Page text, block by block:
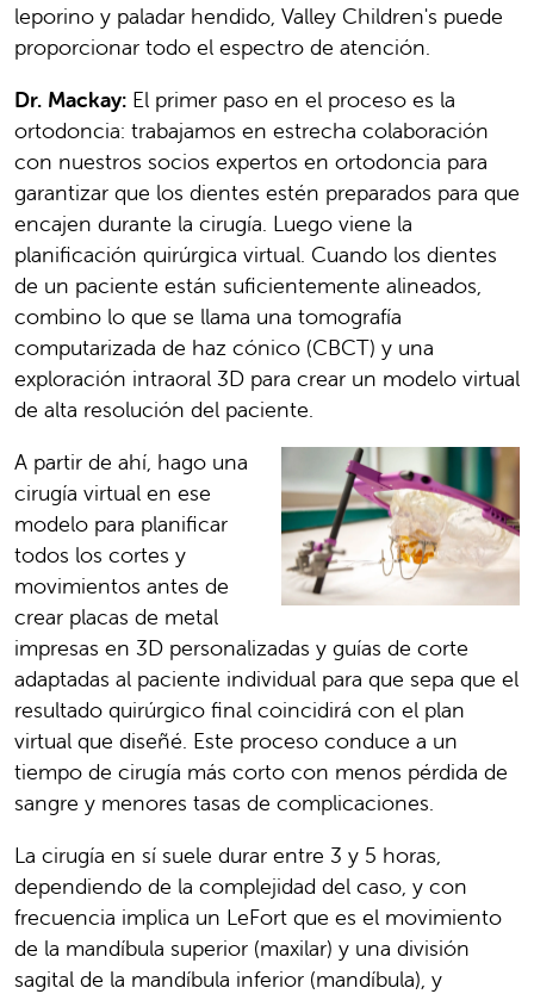
leporino y paladar hendido, Valley Children's puede
proporcionar todo el espectro de atención.
Dr. Mackay: El primer paso en el proceso es la
ortodoncia: trabajamos en estrecha colaboración
con nuestros socios expertos en ortodoncia para
garantizar que los dientes estén preparados para que
encajen durante la cirugía. Luego viene la
planificación quirúrgica virtual. Cuando los dientes
de un paciente están suficientemente alineados,
combino lo que se llama una tomografía
computarizada de haz cónico (CBCT) y una
exploración intraoral 3D para crear un modelo virtual
de alta resolución del paciente.
A partir de ahí, hago una
cirugía virtual en ese
modelo para planificar
todos los cortes y
movimientos antes de
crear placas de metal
impresas en 3D personalizadas y guías de corte
adaptadas al paciente individual para que sepa que el
resultado quirúrgico final coincidirá con el plan
virtual que diseñé. Este proceso conduce a un
tiempo de cirugía más corto con menos pérdida de
sangre y menores tasas de complicaciones.
La cirugía en sí suele durar entre 3 y 5 horas,
dependiendo de la complejidad del caso, y con
frecuencia implica un LeFort que es el movimiento
de la mandíbula superior (maxilar) y una división
sagital de la mandíbula inferior (mandíbula), y